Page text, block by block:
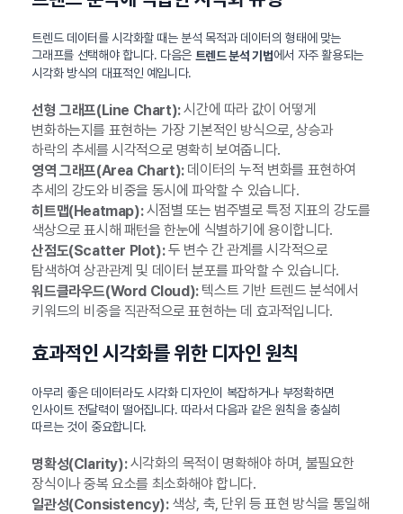
트렌드 데이터를 시각화할 때는 분석 목적과 데이터의 형태에 맞는
그래프를 선택해야 합니다. 다음은 트렌드 분석 기법에서 자주 활용되는
시각화 방식의 대표적인 예입니다.
선형 그래프(Line Chart):시간에 따라 값이 어떻게
변화하는지를 표현하는 가장 기본적인 방식으로, 상승과
하락의 추세를 시각적으로 명확히 보여줍니다.
영역 그래프(Area Chart):데이터의 누적 변화를 표현하여
추세의 강도와 비중을 동시에 파악할 수 있습니다.
히트맵(Heatmap):시점별 또는 범주별로 특정 지표의 강도를
색상으로 표시해 패턴을 한눈에 식별하기에 용이합니다.
산점도(Scatter Plot):두 변수 간 관계를 시각적으로
탐색하여 상관관계 및 데이터 분포를 파악할 수 있습니다.
워드클라우드(Word Cloud):텍스트 기반 트렌드 분석에서
키워드의 비중을 직관적으로 표현하는 데 효과적입니다.
효과적인 시각화를 위한 디자인 원칙
아무리 좋은 데이터라도 시각화 디자인이 복잡하거나 부정확하면
인사이트 전달력이 떨어집니다. 따라서 다음과 같은 원칙을 충실히
따르는 것이 중요합니다.
명확성(Clarity):시각화의 목적이 명확해야 하며, 불필요한
장식이나 중복 요소를 최소화해야 합니다.
일관성(Consistency):색상, 축, 단위 등 표현 방식을 통일해